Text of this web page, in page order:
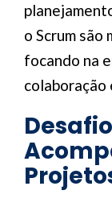
o Scrum
focando na
colaboração